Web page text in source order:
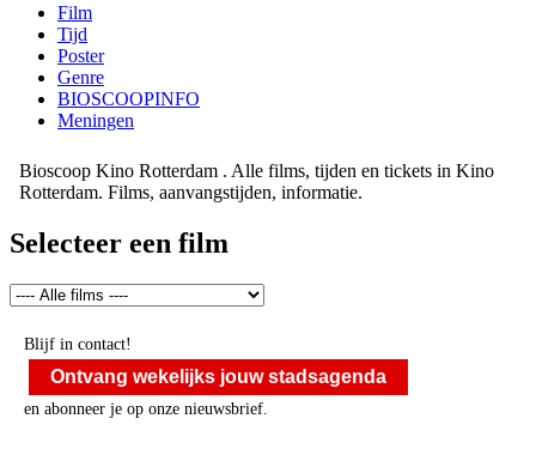
Film
Tijd
Poster
Genre
BIOSCOOPINFO
Meningen
Bioscoop Kino Rotterdam . Alle films, tijden en tickets in Kino
Rotterdam. Films, aanvangstijden, informatie.
Selecteer een film
Blijf in contact!
Ontvang wekelijks jouw stadsagenda
en abonneer je op onze nieuwsbrief.